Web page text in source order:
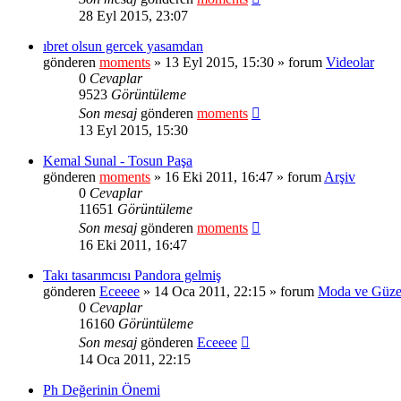
28 Eyl 2015, 23:07
ıbret olsun gercek yasamdan
gönderen moments » 13 Eyl 2015, 15:30 » forum Videolar
0 Cevaplar
9523 Görüntüleme
Son mesaj gönderen moments
13 Eyl 2015, 15:30
Kemal Sunal - Tosun Paşa
gönderen moments » 16 Eki 2011, 16:47 » forum Arşiv
0 Cevaplar
11651 Görüntüleme
Son mesaj gönderen moments
16 Eki 2011, 16:47
Takı tasarımcısı Pandora gelmiş
gönderen Eceeee » 14 Oca 2011, 22:15 » forum Moda ve
0 Cevaplar
16160 Görüntüleme
Son mesaj gönderen Eceeee
14 Oca 2011, 22:15
Ph Değerinin Önemi